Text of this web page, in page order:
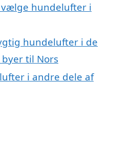
vælge hundelufter i
hundelufter i de
til Nors
i andre dele af